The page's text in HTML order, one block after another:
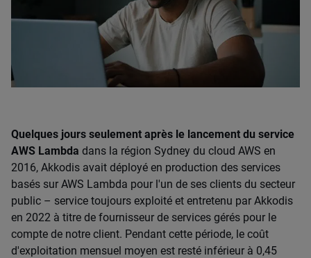
Quelques jours seulement après le lancement du service
AWS Lambda dans la région Sydney du cloud AWS en
2016, Akkodis avait déployé en production des services
basés sur AWS Lambda pour l'un de ses clients du secteur
public – service toujours exploité et entretenu par Akkodis
en 2022 à titre de fournisseur de services gérés pour le
compte de notre client. Pendant cette période, le coût
d'exploitation mensuel moyen est resté inférieur à 0,45